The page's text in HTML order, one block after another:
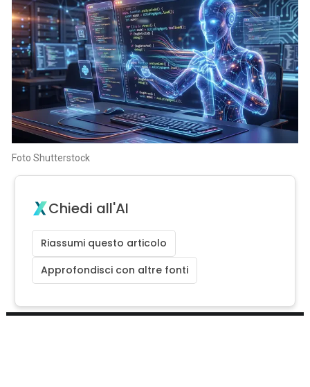
Foto Shutterstock
Chiedi all'AI
Riassumi questo articolo
Approfondisci con altre fonti